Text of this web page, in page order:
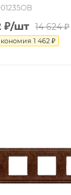
₽/шт 14 624₽
1 462 ₽